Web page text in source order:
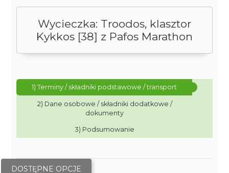
Wycieczka: Troodos, klasztor
Kykkos [38] z Pafos Marathon
1) Terminy / składniki podstawowe / transport
2) Dane osobowe / składniki dodatkowe /
dokumenty
3) Podsumowanie
DOSTĘPNE OPCJE